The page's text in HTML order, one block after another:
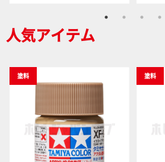
人気アイテム
塗料 塗料